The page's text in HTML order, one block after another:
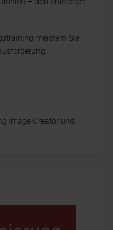
meistern Sie
Image Creator und